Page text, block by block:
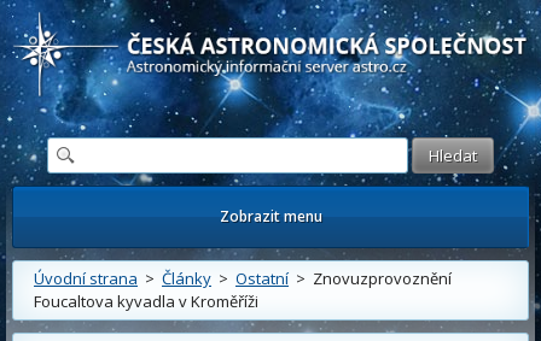
Česká astronomická společnost - Informační astronomický server
Zobrazit menu
Úvodní strana > Články > Ostatní> Znovuzprovoznění
Foucaltova kyvadla v Kroměříži